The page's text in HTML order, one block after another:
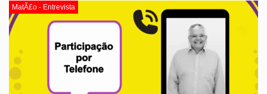
MatÃ£o - Entrevista